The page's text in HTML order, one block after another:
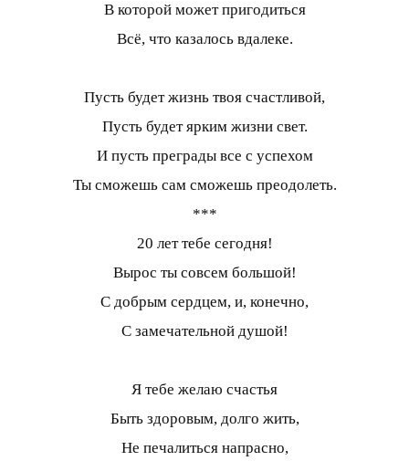
В которой может пригодиться
Всё, что казалось вдалеке.
Пусть будет жизнь твоя счастливой,
Пусть будет ярким жизни свет.
И пусть преграды все с успехом
Ты сможешь сам сможешь преодолеть.
***
20 лет тебе сегодня!
Вырос ты совсем большой!
С добрым сердцем, и, конечно,
С замечательной душой!
Я тебе желаю счастья
Быть здоровым, долго жить,
Не печалиться напрасно,